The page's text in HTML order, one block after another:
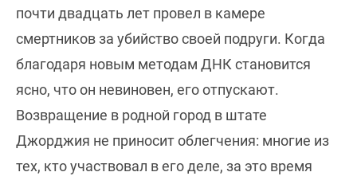
почти двадцать лет провел в камере
смертников за убийство своей подруги. Когда
благодаря новым методам ДНК становится
ясно, что он невиновен, его отпускают.
Возвращение в родной город в штате
Джорджия не приносит облегчения: многие из
тех, кто участвовал в его деле, за это время